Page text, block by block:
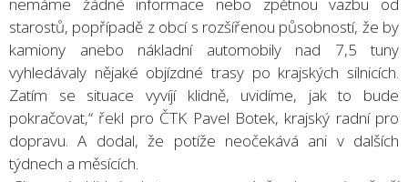
starostů, popřípadě z obcí s rozšířenou působností, že by
kamiony anebo nákladní automobily nad 7,5 tuny
vyhledávaly nějaké objízdné trasy po krajských silnicích.
Zatím se situace vyvíjí klidně, uvidíme, jak to bude
pokračovat,“ řekl pro ČTK Pavel Botek, krajský radní pro
dopravu. A dodal, že potíže neočekává ani v dalších
týdnech a měsících.